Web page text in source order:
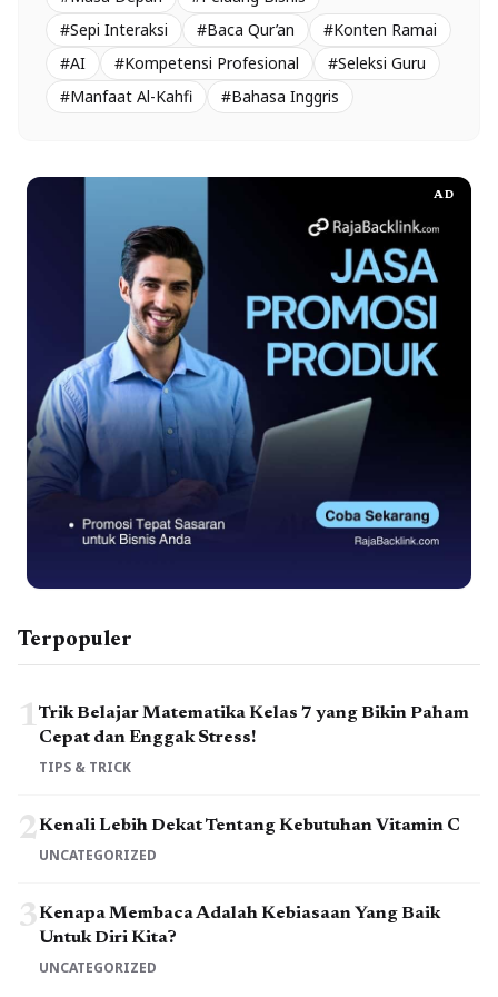
#Sepi Interaksi
#Baca Qur’an
#Konten Ramai
#AI
#Kompetensi Profesional
#Seleksi Guru
#Manfaat Al-Kahfi
#Bahasa Inggris
AD
Terpopuler
1Trik Belajar Matematika Kelas 7 yang Bikin Paham
Cepat dan Enggak Stress!
TIPS & TRICK
2Kenali Lebih Dekat Tentang Kebutuhan Vitamin C
UNCATEGORIZED
3Kenapa Membaca Adalah Kebiasaan Yang Baik
Untuk Diri Kita?
UNCATEGORIZED